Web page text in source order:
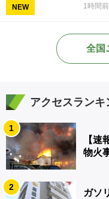
NEW 1時間前
全国
アクセスランキ
1
【速
物火
2
ガソ